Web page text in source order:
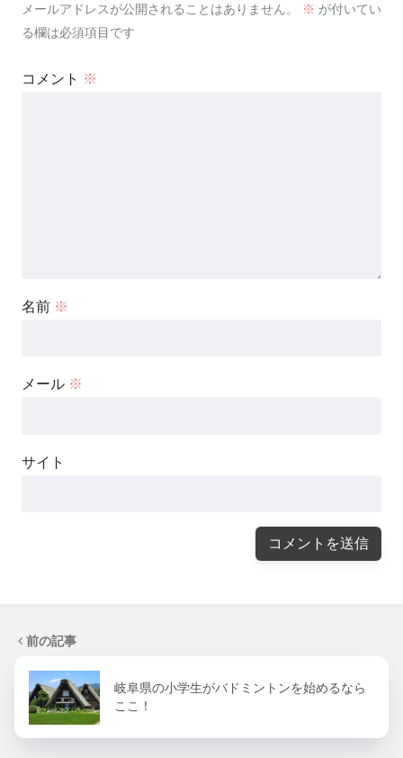
メールアドレスが公開されることはありません。 ※ が付いてい
る欄は必須項目です
コメント ※
名前 ※
メール ※
サイト
前の記事
岐阜県の小学生がバドミントンを始めるなら
ここ！